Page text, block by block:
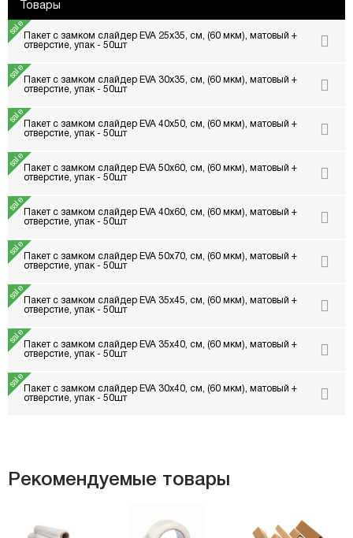
Товары
Пакет с замком слайдер EVA 25х35, см, (60 мкм), матовый +
отверстие, упак - 50шт
Пакет с замком слайдер EVA 30х35, см, (60 мкм), матовый +
отверстие, упак - 50шт
Пакет с замком слайдер EVA 40х50, см, (60 мкм), матовый +
отверстие, упак - 50шт
Пакет с замком слайдер EVA 50х60, см, (60 мкм), матовый +
отверстие, упак - 50шт
Пакет с замком слайдер EVA 40х60, см, (60 мкм), матовый +
отверстие, упак - 50шт
Пакет с замком слайдер EVA 50х70, см, (60 мкм), матовый +
отверстие, упак - 50шт
Пакет с замком слайдер EVA 35х45, см, (60 мкм), матовый +
отверстие, упак - 50шт
Пакет с замком слайдер EVA 35х40, см, (60 мкм), матовый +
отверстие, упак - 50шт
Пакет с замком слайдер EVA 30х40, см, (60 мкм), матовый +
отверстие, упак - 50шт
Рекомендуемые товары